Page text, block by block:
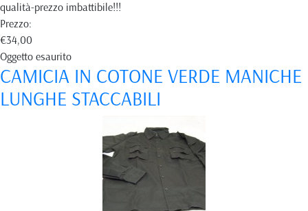
qualità-prezzo imbattibile!!!
Prezzo:
€34,00
Oggetto esaurito
CAMICIA IN COTONE VERDE MANICHE
LUNGHE STACCABILI